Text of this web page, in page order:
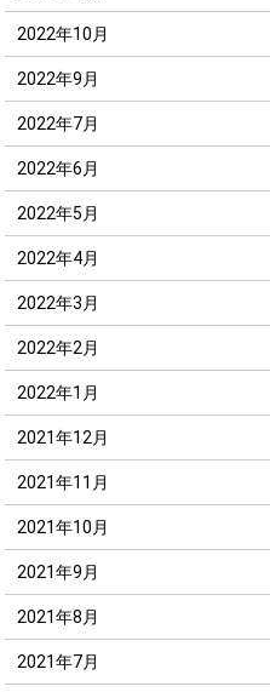
2022年10月
2022年9月
2022年7月
2022年6月
2022年5月
2022年4月
2022年3月
2022年2月
2022年1月
2021年12月
2021年11月
2021年10月
2021年9月
2021年8月
2021年7月